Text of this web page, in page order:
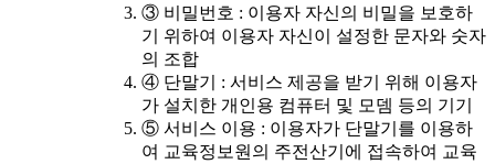
③ 비밀번호 : 이용자 자신의 비밀을 보호하
기 위하여 이용자 자신이 설정한 문자와 숫자
의 조합
④ 단말기 : 서비스 제공을 받기 위해 이용자
가 설치한 개인용 컴퓨터 및 모뎀 등의 기기
⑤ 서비스 이용 : 이용자가 단말기를 이용하
여 교육정보원의 주전산기에 접속하여 교육